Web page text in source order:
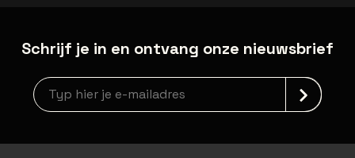
Schrijf je in en ontvang onze nieuwsbrief
Nieuwsbrief aanmelding